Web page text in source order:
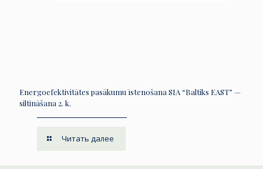
Energoefektivitātes pasākumu īstenošana SIA “Baltiks EAST” —
siltināšana 2. k.
Читать далее